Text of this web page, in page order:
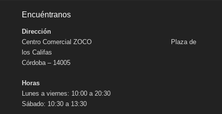
Encuéntranos
Dirección
Centro Comercial ZOCO Plaza de
los Califas
Córdoba – 14005
Horas
Lunes a viernes: 10:00 a 20:30
Sábado: 10:30 a 13:30